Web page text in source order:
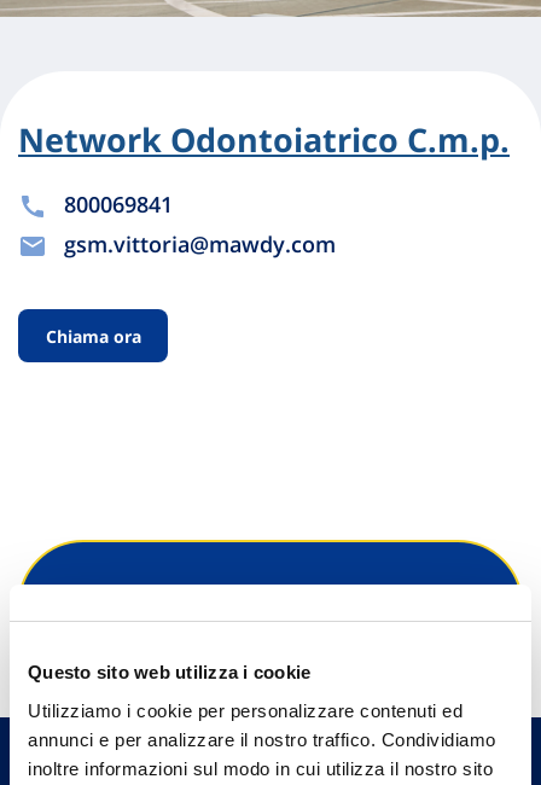
Questo sito web utilizza i cookie
Utilizziamo i cookie per personalizzare contenuti ed
annunci e per analizzare il nostro traffico. Condividiamo
inoltre informazioni sul modo in cui utilizza il nostro sito
Network Odontoiatrico C.m.p.
800069841
gsm.vittoria@mawdy.com
Chiama ora
Hai bisogno di
informazioni?
Trova l'Agenzia più vicina a te e parla con
un nostro Agente.